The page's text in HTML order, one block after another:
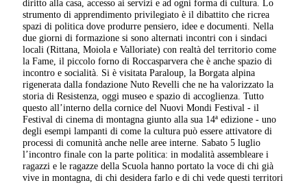
diritto alla casa, accesso ai servizi e ad ogni forma di cultura. Lo
strumento di apprendimento privilegiato è il dibattito che ricrea
spazi di politica dove produrre pensiero, idee e documenti. Nella
due giorni di formazione si sono alternati incontri con i sindaci
locali (Rittana, Moiola e Valloriate) con realtà del territorio come
la Fame, il piccolo forno di Roccasparvera che è anche spazio di
incontro e socialità. Si è visitata Paraloup, la Borgata alpina
rigenerata dalla fondazione Nuto Revelli che ne ha valorizzato la
storia di Resistenza, oggi museo e spazio di accoglienza. Tutto
questo all’interno della cornice del Nuovi Mondi Festival - il
Festival di cinema di montagna giunto alla sua 14ª edizione - uno
degli esempi lampanti di come la cultura può essere attivatore di
processi di comunità anche nelle aree interne. Sabato 5 luglio
l’incontro finale con la parte politica: in modalità assembleare i
ragazzi e le ragazze della Scuola hanno portato la voce di chi già
vive in montagna, di chi desidera farlo e di chi vede questi territori